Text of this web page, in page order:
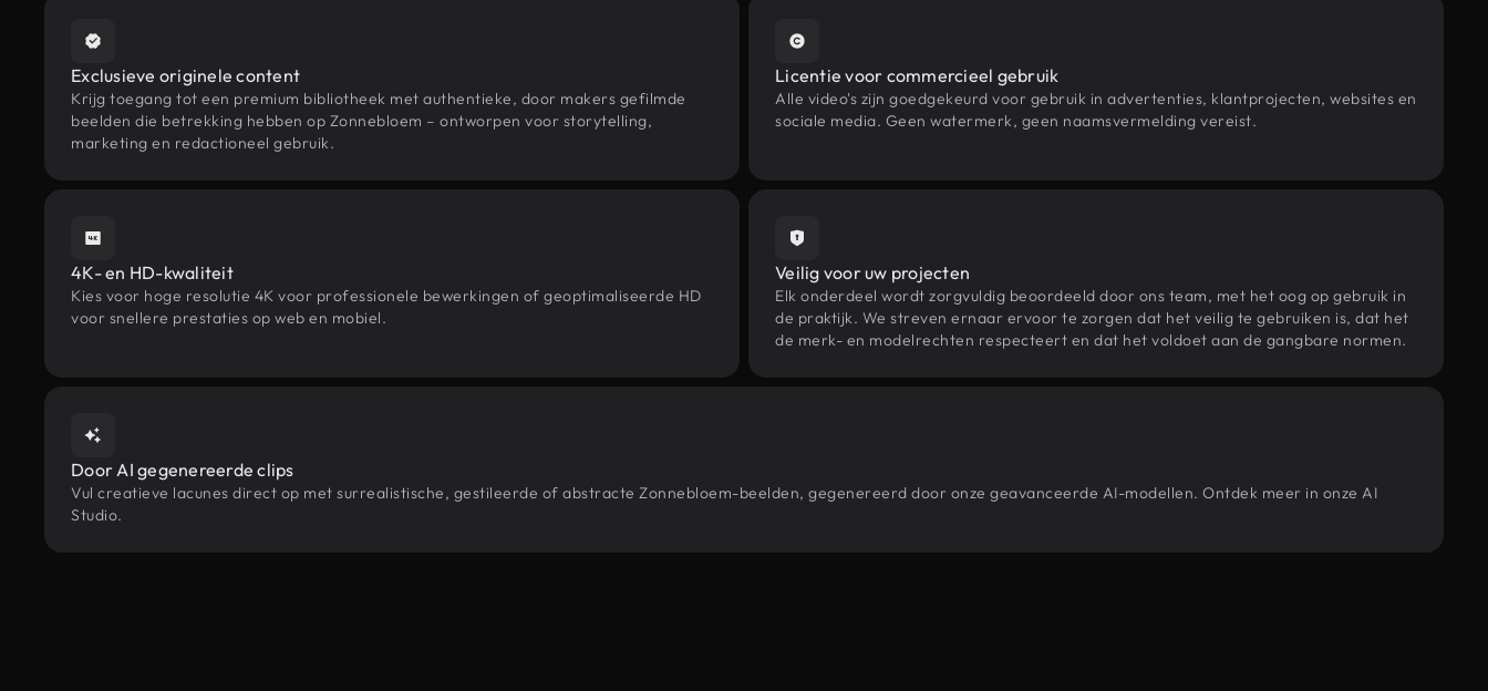
Exclusieve originele content
Krijg toegang tot een premium bibliotheek met authentieke, door makers gefilmde
beelden die betrekking hebben op Zonnebloem – ontworpen voor storytelling,
marketing en redactioneel gebruik.
Licentie voor commercieel gebruik
Alle video's zijn goedgekeurd voor gebruik in advertenties, klantprojecten, websites en
sociale media. Geen watermerk, geen naamsvermelding vereist.
4K- en HD-kwaliteit
Kies voor hoge resolutie 4K voor professionele bewerkingen of geoptimaliseerde HD
voor snellere prestaties op web en mobiel.
Veilig voor uw projecten
Elk onderdeel wordt zorgvuldig beoordeeld door ons team, met het oog op gebruik in
de praktijk. We streven ernaar ervoor te zorgen dat het veilig te gebruiken is, dat het
de merk- en modelrechten respecteert en dat het voldoet aan de gangbare normen.
Door AI gegenereerde clips
Vul creatieve lacunes direct op met surrealistische, gestileerde of abstracte Zonnebloem-beelden, gegenereerd door onze geavanceerde AI-modellen. Ontdek meer in onze AI
Studio.